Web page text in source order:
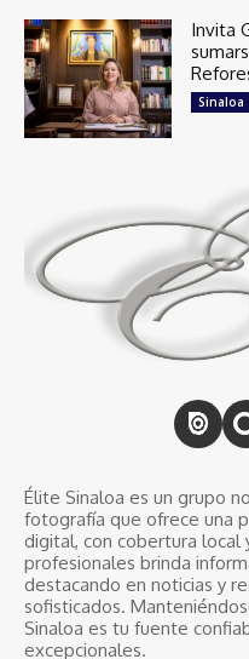
Invita
Sinaloa
Élite Sinaloa es un grupo
fotografía que ofrece una
digital, con cobertura local
profesionales brinda
destacando en noticias y
sofisticados.
Sinaloa es tu fuente
excepcionales.